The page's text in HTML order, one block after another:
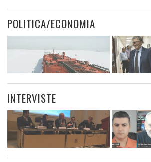
POLITICA/ECONOMIA
INTERVISTE